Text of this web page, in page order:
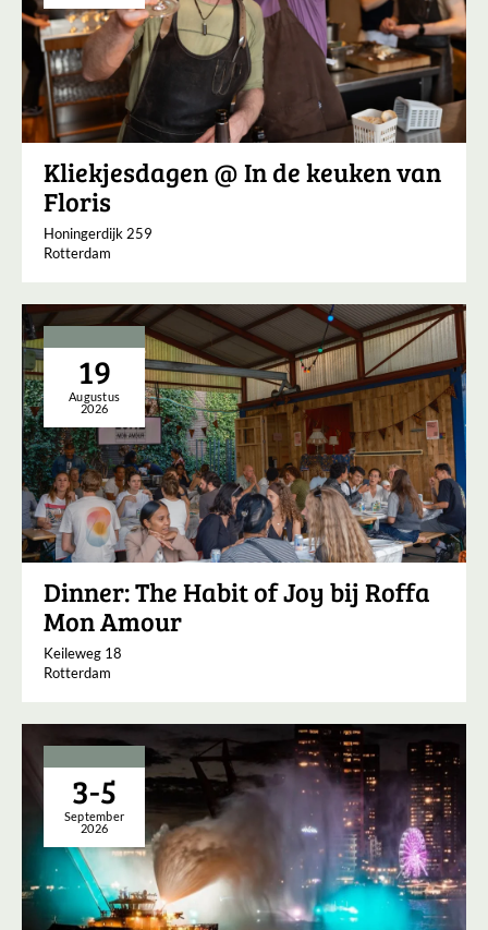
Kliekjesdagen @ In de keuken van
Floris
Honingerdijk 259
Rotterdam
19
Augustus
2026
Dinner: The Habit of Joy bij Roffa
Mon Amour
Keileweg 18
Rotterdam
3-5
September
2026